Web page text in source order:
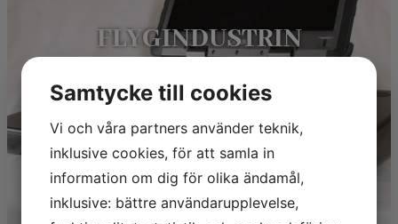
FLYGINDUSTRIN
Samtycke till cookies
Vi och våra partners använder teknik,
inklusive cookies, för att samla in
information om dig för olika ändamål,
inklusive: bättre användarupplevelse,